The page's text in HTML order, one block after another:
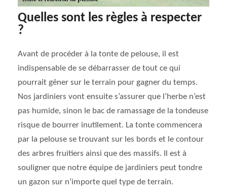
Quelles sont les règles à respecter
?
Avant de procéder à la tonte de pelouse, il est
indispensable de se débarrasser de tout ce qui
pourrait gêner sur le terrain pour gagner du temps.
Nos jardiniers vont ensuite s’assurer que l’herbe n’est
pas humide, sinon le bac de ramassage de la tondeuse
risque de bourrer inutilement. La tonte commencera
par la pelouse se trouvant sur les bords et le contour
des arbres fruitiers ainsi que des massifs. Il est à
souligner que notre équipe de jardiniers peut tondre
un gazon sur n’importe quel type de terrain.